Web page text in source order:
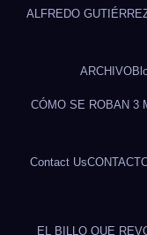
ALFREDO
ARCHIVO
CÓMO SE ROBAN 3
Contact Us
EL BILLO QUE